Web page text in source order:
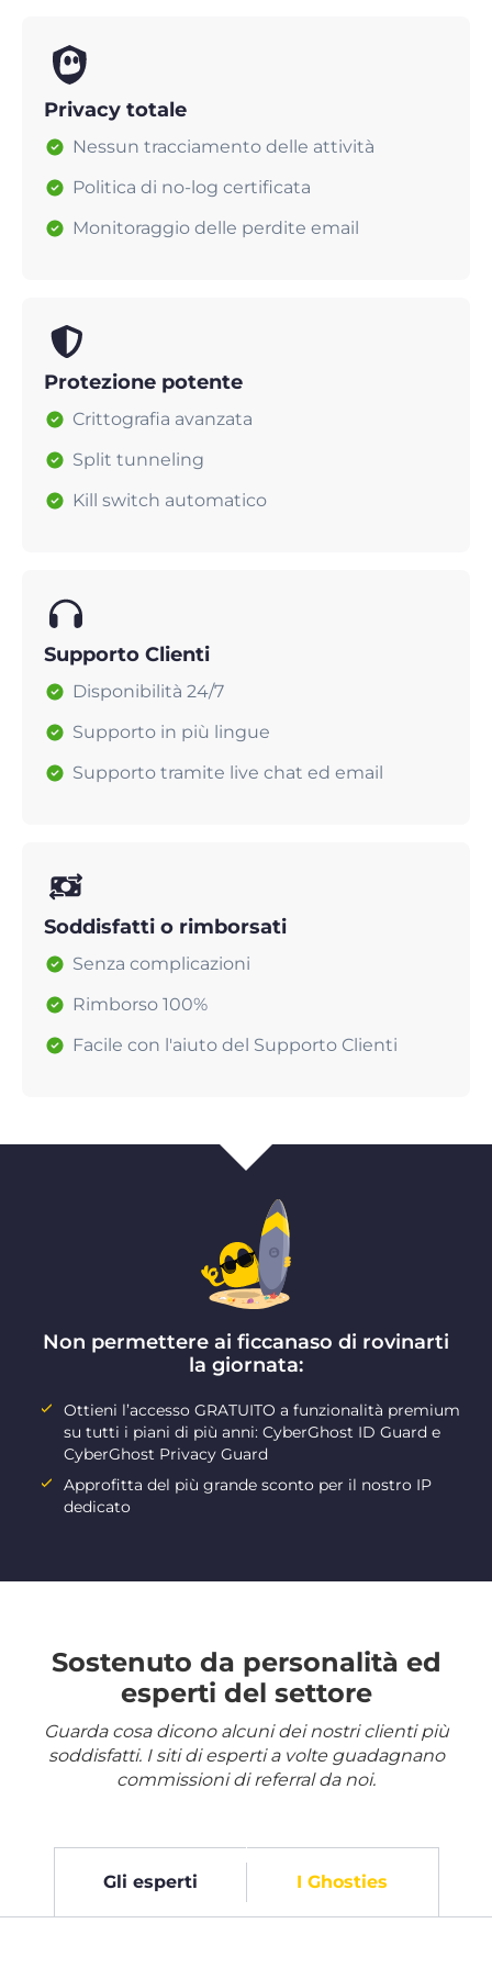
Privacy totale
Nessun tracciamento delle attività
Politica di no-log certificata
Monitoraggio delle perdite email
Protezione potente
Crittografia avanzata
Split tunneling
Kill switch automatico
Supporto Clienti
Disponibilità 24/7
Supporto in più lingue
Supporto tramite live chat ed email
Soddisfatti o rimborsati
Senza complicazioni
Rimborso 100%
Facile con l'aiuto del Supporto Clienti
Non permettere ai ficcanaso di rovinarti
la giornata:
Ottieni l’accesso GRATUITO a funzionalità premium
su tutti i piani di più anni: CyberGhost ID Guard e
CyberGhost Privacy Guard
Approfitta del più grande sconto per il nostro IP
dedicato
Sostenuto da personalità ed
esperti del settore
Guarda cosa dicono alcuni dei nostri clienti più
soddisfatti. I siti di esperti a volte guadagnano
commissioni di referral da noi.
Gli esperti I Ghosties